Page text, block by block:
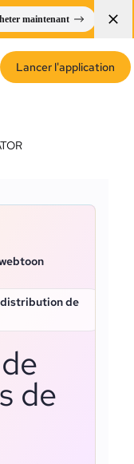
maintenant
Lancer l'application
distribution de
de